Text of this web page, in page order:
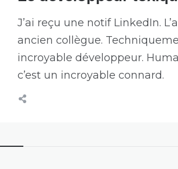
J’ai reçu une notif LinkedIn.
ancien collègue.
incroyable développeur.
c’est un incroyable connard.